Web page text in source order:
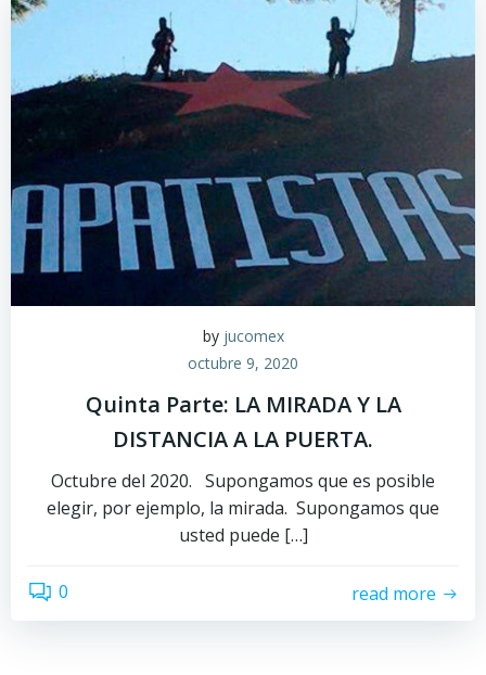
by jucomex
octubre 9, 2020
Quinta Parte: LA MIRADA Y LA
DISTANCIA A LA PUERTA.
Octubre del 2020. Supongamos que es posible
elegir, por ejemplo, la mirada. Supongamos que
usted puede […]
0 read more